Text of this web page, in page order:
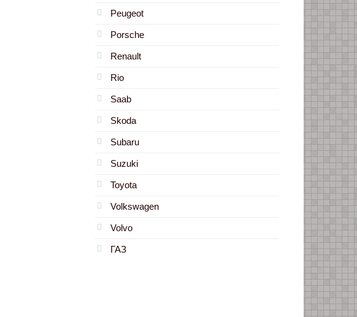
Peugeot
Porsche
Renault
Rio
Saab
Skoda
Subaru
Suzuki
Toyota
Volkswagen
Volvo
ГАЗ